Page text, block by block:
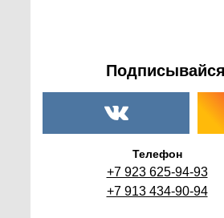
Подписывайся
Телефон
+7 923 625-94-93
+7 913 434-90-94